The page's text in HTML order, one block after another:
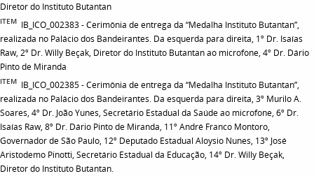
Diretor do Instituto Butantan
ITEM IB_ICO_002383 - Cerimônia de entrega da “Medalha Instituto Butantan”,
realizada no Palácio dos Bandeirantes. Da esquerda para direita, 1º Dr. Isaías
Raw, 2º Dr. Willy Beçak, Diretor do Instituto Butantan ao microfone, 4º Dr. Dário
Pinto de Miranda
ITEM IB_ICO_002385 - Cerimônia de entrega da “Medalha Instituto Butantan”,
realizada no Palácio dos Bandeirantes. Da esquerda para direita, 3º Murilo A.
Soares, 4º Dr. João Yunes, Secretário Estadual da Saúde ao microfone, 6º Dr.
Isaías Raw, 8º Dr. Dário Pinto de Miranda, 11º André Franco Montoro,
Governador de São Paulo, 12º Deputado Estadual Aloysio Nunes, 13º José
Aristodemo Pinotti, Secretário Estadual da Educação, 14º Dr. Willy Beçak,
Diretor do Instituto Butantan.